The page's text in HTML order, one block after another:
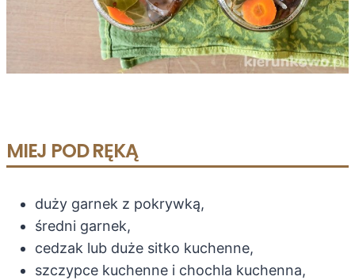
MIEJ POD RĘKĄ
duży garnek z pokrywką,
średni garnek,
cedzak lub duże sitko kuchenne,
szczypce kuchenne i chochla kuchenna,